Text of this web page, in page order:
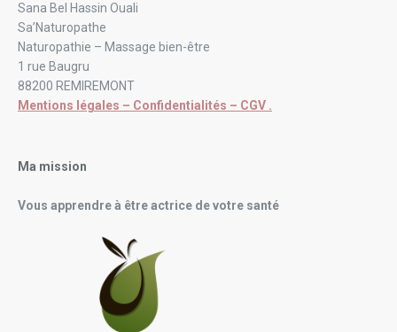
Sana Bel Hassin Ouali
Sa’Naturopathe
Naturopathie – Massage bien-être
1 rue Baugru
88200 REMIREMONT
Mentions légales – Confidentialités – CGV .
Ma mission
Vous apprendre à être actrice de votre santé